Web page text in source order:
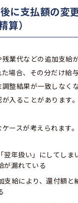
に支払額の変
算）
業代などの追加支給
場合、その分だけ給
整結果が一致しなく
入ることがあります。
ースが考えられます。
翌年扱い」にしてしま
が漏れている
支給により、還付額と